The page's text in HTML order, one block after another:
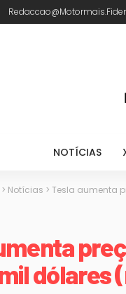
NOTÍCIAS
> Notícias > Tesla aumenta
dólares